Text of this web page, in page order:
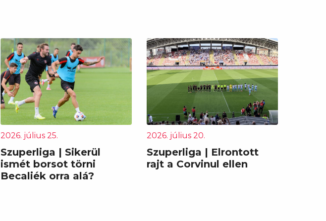
2026. július 25.
Szuperliga | Sikerül
ismét borsot törni
Becaliék orra alá?
2026. július 20.
Szuperliga | Elrontott
rajt a Corvinul ellen